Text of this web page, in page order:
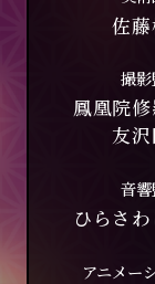
商
ト
佐
撮
鳳凰院修
友
音
ひらさ
アニメー